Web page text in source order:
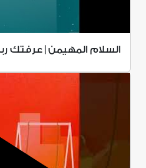
السلام المهيمن | عرفتك